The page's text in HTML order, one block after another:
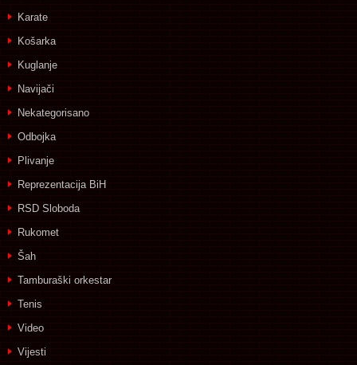
Karate
Košarka
Kuglanje
Navijači
Nekategorisano
Odbojka
Plivanje
Reprezentacija BiH
RSD Sloboda
Rukomet
Šah
Tamburaški orkestar
Tenis
Video
Vijesti